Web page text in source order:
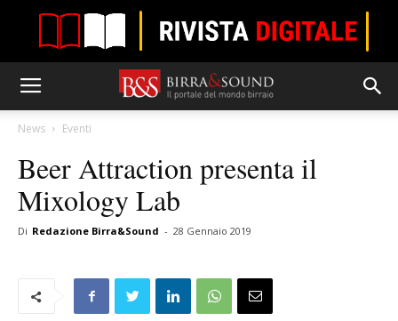
News Eventi
Beer Attraction presenta il
Mixology Lab
Di Redazione Birra&Sound - 28 Gennaio 2019